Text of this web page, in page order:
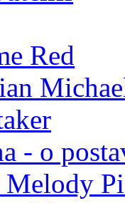
Red
- o
Melody